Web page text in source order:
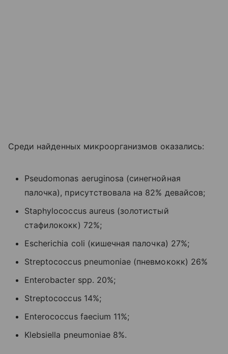
Среди найденных микроорганизмов оказались:
Pseudomonas aeruginosa (синегнойная
палочка), присутствовала на 82% девайсов;
Staphylococcus aureus (золотистый
стафилококк) 72%;
Escherichia coli (кишечная палочка) 27%;
Streptococcus pneumoniae (пневмококк) 26%
Enterobacter spp. 20%;
Streptococcus 14%;
Enterococcus faecium 11%;
Klebsiella pneumoniae 8%.